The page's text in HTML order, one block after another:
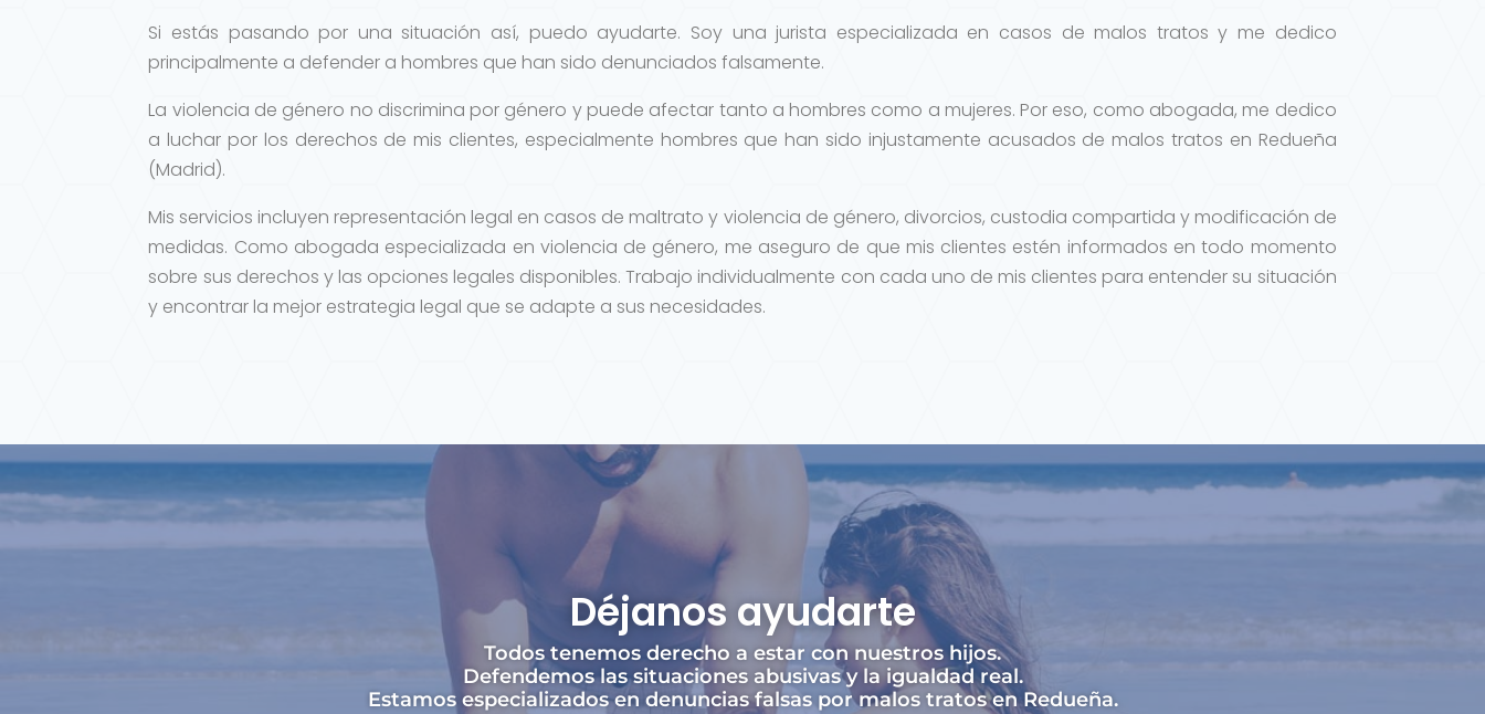
Si estás pasando por una situación así, puedo ayudarte. Soy una jurista especializada en casos de malos tratos y me dedico
principalmente a defender a hombres que han sido denunciados falsamente.
La violencia de género no discrimina por género y puede afectar tanto a hombres como a mujeres. Por eso, como abogada, me dedico
a luchar por los derechos de mis clientes, especialmente hombres que han sido injustamente acusados de malos tratos en Redueña
(Madrid).
Mis servicios incluyen representación legal en casos de maltrato y violencia de género, divorcios, custodia compartida y modificación de
medidas. Como abogada especializada en violencia de género, me aseguro de que mis clientes estén informados en todo momento
sobre sus derechos y las opciones legales disponibles. Trabajo individualmente con cada uno de mis clientes para entender su situación
y encontrar la mejor estrategia legal que se adapte a sus necesidades.
Déjanos ayudarte
Todos tenemos derecho a estar con nuestros hijos.
Defendemos las situaciones abusivas y la igualdad real.
Estamos especializados en denuncias falsas por malos tratos en Redueña.